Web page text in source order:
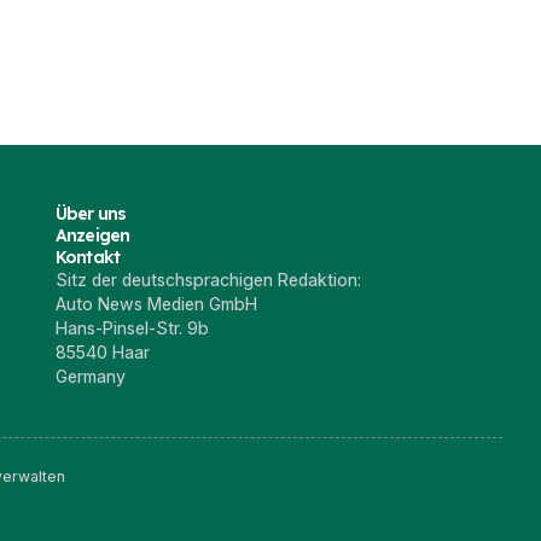
Über uns
Anzeigen
Kontakt
Sitz der deutschsprachigen Redaktion:
Auto News Medien GmbH
Hans-Pinsel-Str. 9b
85540 Haar
Germany